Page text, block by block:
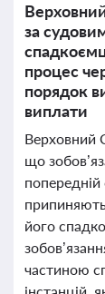
за
процес
порядок
виплати
Верховний
що
його
частиною